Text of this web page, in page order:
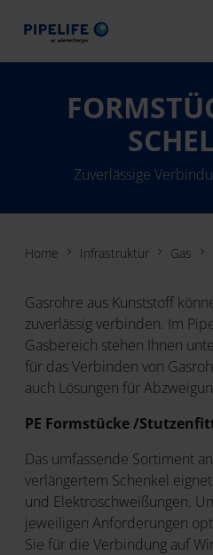
Zuverlässige
Home Infrastruktur Gas
Gasrohre aus Kunststoff
zuverlässig verbinden. Im
Gasbereich stehen Ihnen
für das Verbinden von
auch Lösungen für
PE Formstücke /
Das umfassende Sortiment
verlängertem Schenkel
und Elektroschweißungen.
jeweiligen Anforderungen
Sie für die Verbindung auf